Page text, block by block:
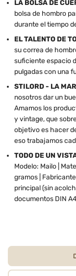
LA BOLSA DE
bolsa de hombro
durante el tiempo
EL TALENTO DE
su correa de
suficiente espacio
pulgadas con una
STILORD - LA
nosotros dar un
Amamos los
y vintage, que
objetivo es hacer
eso trabajamos
TODO DE UN
Modelo: Mailo |
gramos |
principal (sin
documentos DIN